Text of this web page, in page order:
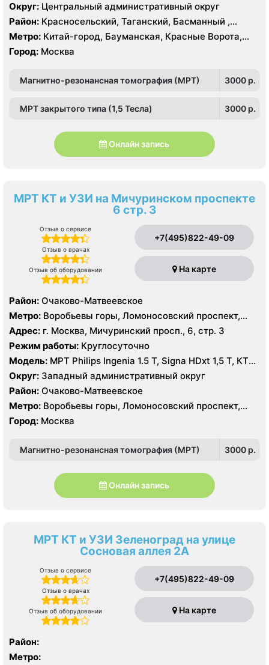
Aquilion CXL 128 срезов, УЗИ
Округ: Центральный административный округ
Район: Красносельский, Таганский, Басманный ,
Тверской
Метро: Китай-город, Бауманская, Красные Ворота,
Кузнецкий мост, Курская, Лубянка, Площадь Ильича,
Сретенский бульвар, Таганская, Чкаловская
Город: Москва
Магнитно-резонансная томография (МРТ) 3000 p.
МРТ закрытого типа (1,5 Тесла) 3000 p.
Онлайн запись
МРТ КТ и УЗИ на Мичуринском проспекте
6 стр. 3
Отзыв о сервисе
Отзыв о врачах
Отзыв об оборудовании
+7(495)822-49-09
На карте
Район: Очаково-Матвеевское
Метро: Воробьевы горы, Ломоносовский проспект,
Раменки
Адрес: г. Москва, Мичуринский просп., 6, стр. 3
Режим работы: Круглосуточно
Модель: МРТ Philips Ingenia 1.5 T, Signa HDxt 1,5 Т, КТ
GE Light Speed 64 среза, GE Healthcare Optima CT660
128 срезов УЗИ HITACHI Preirus
Округ: Западный административный округ
Район: Очаково-Матвеевское
Метро: Воробьевы горы, Ломоносовский проспект,
Раменки
Город: Москва
Магнитно-резонансная томография (МРТ) 3000 p.
Онлайн запись
МРТ КТ и УЗИ Зеленоград на улице
Сосновая аллея 2А
Отзыв о сервисе
Отзыв о врачах
Отзыв об оборудовании
+7(495)822-49-09
На карте
Район:
Метро: